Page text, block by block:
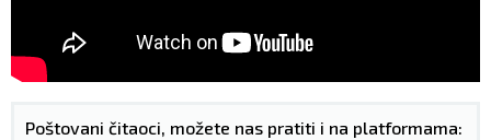
Poštovani čitaoci, možete nas pratiti i na platformama: